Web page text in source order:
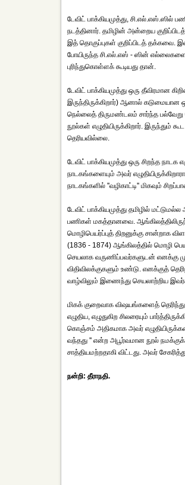
டேவிட் பாக்கியமுத்து,
நடத்தினார். தமிழின் அன்றைய
இத் தொகுப்புகள் குறிப்பிடத் தக்கவை.
போயிருந்த சி.எல்.எஸ் - ஸின் எல்லைகளை
புரிந்துகொள்ளக் கூடியது தான்.
டேவிட் பாக்கியமுத்து ஒரு தீவிரமான
இருந்திருக்கிறார்) ஆனால் கடுமையான
நெல்லைத் திருமண்டலம் சார்ந்த பல்வேறு
நூல்கள் எழுதியிருக்கிறார். இருந்தும்
தெரியவில்லை.
டேவிட் பாக்கியமுத்து ஒரு சிறந்த
நாடகங்களையும் அவர்
நாடகங்களில் ''வழிகாட்டி'' மிகவும்
டேவிட் பாக்கியமுத்து தமிழில்
பணிகள் மகத்தானவை.
மொழிபெயர்ப்புத் திறனுக்கு சான்றாக
(1836 - 1874) ஆங்கிலத்தில் மொழி
செயலாக வருணிப்பவர்களுடன்
விதிவிலக்குகளும் உண்டு. எனக்குத்
வாழ்விலும் இணைந்து செயலாற்றிய
மிகக் குறைவாக விஷயங்களைத்
எழுதிய, எழுதுகிற சிலரையும்
கொஞ்சம் அதிகமாக அவர்
வந்தது '' என்ற அபூர்வமான நூல் நமக்குக்
சாத்தியமற்றதாகி விட்டது. அவர்
நன்றி: தீராநதி.